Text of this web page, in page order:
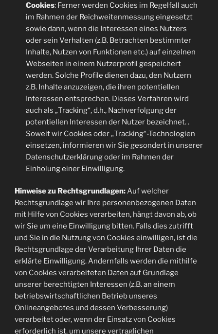
Cookies: Ferner werden Cookies im Regelfall auch
im Rahmen der Reichweitenmessung eingesetzt
sowie dann, wenn die Interessen eines Nutzers
oder sein Verhalten (z.B. Betrachten bestimmter
Inhalte, Nutzen von Funktionen etc.) auf einzelnen
Webseiten in einem Nutzerprofil gespeichert
werden. Solche Profile dienen dazu, den Nutzern
z.B. Inhalte anzuzeigen, die ihren potentiellen
Interessen entsprechen. Dieses Verfahren wird
auch als „Tracking“, d.h., Nachverfolgung der
potentiellen Interessen der Nutzer bezeichnet. .
Soweit wir Cookies oder „Tracking“-Technologien
einsetzen, informieren wir Sie gesondert in unserer
Datenschutzerklärung oder im Rahmen der
Einholung einer Einwilligung.
Hinweise zu Rechtsgrundlagen:Auf welcher
Rechtsgrundlage wir Ihre personenbezogenen Daten
mit Hilfe von Cookies verarbeiten, hängt davon ab, ob
wir Sie um eine Einwilligung bitten. Falls dies zutrifft
und Sie in die Nutzung von Cookies einwilligen, ist die
Rechtsgrundlage der Verarbeitung Ihrer Daten die
erklärte Einwilligung. Andernfalls werden die mithilfe
von Cookies verarbeiteten Daten auf Grundlage
unserer berechtigten Interessen (z.B. an einem
betriebswirtschaftlichen Betrieb unseres
Onlineangebotes und dessen Verbesserung)
verarbeitet oder, wenn der Einsatz von Cookies
erforderlich ist, um unsere vertraglichen